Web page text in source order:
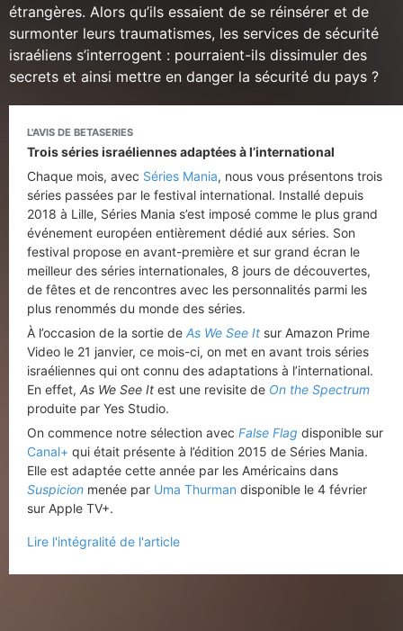
étrangères. Alors qu’ils essaient de se réinsérer et de
surmonter leurs traumatismes, les services de sécurité
israéliens s’interrogent : pourraient-ils dissimuler des
secrets et ainsi mettre en danger la sécurité du pays ?
L'AVIS DE BETASERIES
Trois séries israéliennes adaptées à l’international
Chaque mois, avec Séries Mania, nous vous présentons trois
séries passées par le festival international. Installé depuis
2018 à Lille, Séries Mania s’est imposé comme le plus grand
événement européen entièrement dédié aux séries. Son
festival propose en avant-première et sur grand écran le
meilleur des séries internationales, 8 jours de découvertes,
de fêtes et de rencontres avec les personnalités parmi les
plus renommés du monde des séries.
À l’occasion de la sortie de As We See It sur Amazon Prime
Video le 21 janvier, ce mois-ci, on met en avant trois séries
israéliennes qui ont connu des adaptations à l’international.
En effet, As We See It est une revisite de On the Spectrum
produite par Yes Studio.
On commence notre sélection avec False Flag disponible sur
Canal+ qui était présente à l’édition 2015 de Séries Mania.
Elle est adaptée cette année par les Américains dans
Suspicion menée par Uma Thurman disponible le 4 février
sur Apple TV+.
Lire l'intégralité de l'article